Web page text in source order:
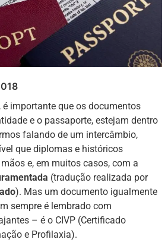
é importante que os documentos
e o passaporte, estejam dentro
falando de um intercâmbio,
que diplomas e históricos
e, em muitos casos, com a
(tradução realizada por
). Mas um documento igualmente
sempre é lembrado com
– é o CIVP (Certificado
e Profilaxia).